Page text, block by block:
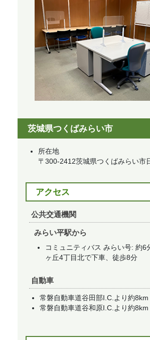
茨城県つくばみらい市
所在地
〒300-2412茨城県つくばみらい市
アクセス
公共交通機関
みらい平駅から
コミュニティバス みらい号: 約6
ヶ丘4丁目北で下車、徒歩8分
自動車
常磐自動車道谷田部I.C.より約8km
常磐自動車道谷和原I.C.より約8km